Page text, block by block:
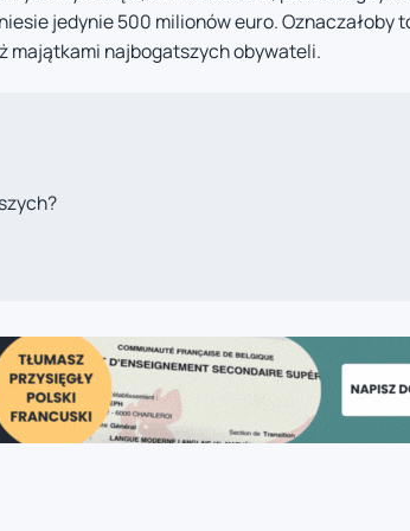
jedynie 500 milionów euro. Oznaczałoby
majątkami najbogatszych obywateli.